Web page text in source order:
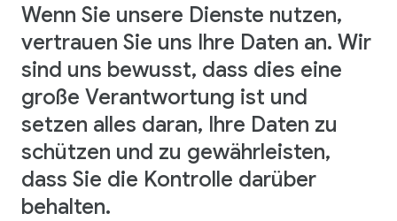
Wenn Sie unsere Dienste nutzen,
vertrauen Sie uns Ihre Daten an. Wir
sind uns bewusst, dass dies eine
große Verantwortung ist und
setzen alles daran, Ihre Daten zu
schützen und zu gewährleisten,
dass Sie die Kontrolle darüber
behalten.